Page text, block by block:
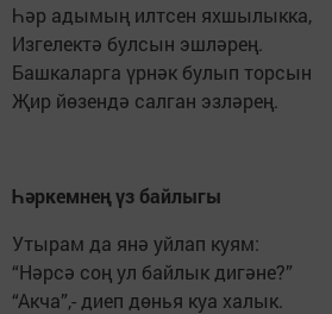
Һәр адымың илтсен яхшылыкка,
Изгелектә булсын эшләрең.
Башкаларга үрнәк булып торсын
Җир йөзендә салган эзләрең.
Һәркемнең үз байлыгы
Утырам да янә уйлап куям:
“Нәрсә соң ул байлык дигәне?”
“Акча”,- диеп дөнья куа халык.